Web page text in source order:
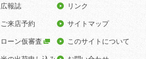
広報誌
ご来店予約
ローン仮審査
リンク
サイトマップ
このサイトについて